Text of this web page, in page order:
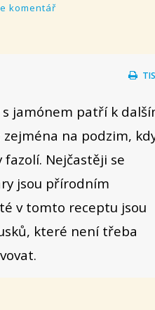
komentář
jamónem patří k
na podzim,
Nejčastěji se
jsou přírodním
v tomto receptu jsou
které není třeba